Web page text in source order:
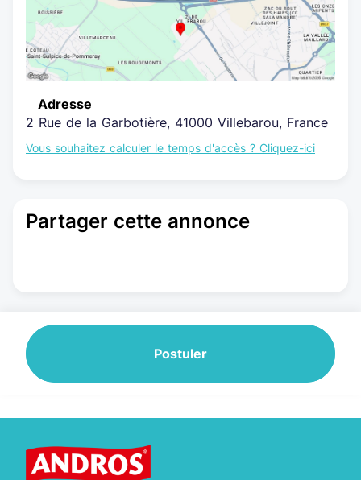
Emplacement
Adresse
2 Rue de la Garbotière, 41000 Villebarou, France
Vous souhaitez calculer le temps d'accès ? Cliquez-ici
Partager cette annonce
Postuler